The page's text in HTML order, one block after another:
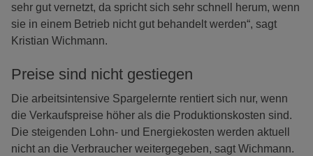
sehr gut vernetzt, da spricht sich sehr schnell herum, wenn
sie in einem Betrieb nicht gut behandelt werden“, sagt
Kristian Wichmann.
Preise sind nicht gestiegen
Die arbeitsintensive Spargelernte rentiert sich nur, wenn
die Verkaufspreise höher als die Produktionskosten sind.
Die steigenden Lohn- und Energiekosten werden aktuell
nicht an die Verbraucher weitergegeben, sagt Wichmann.